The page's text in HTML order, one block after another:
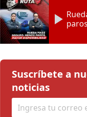
Suscríbete a
noticias